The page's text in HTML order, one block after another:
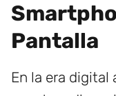
Pantalla
En la era digital